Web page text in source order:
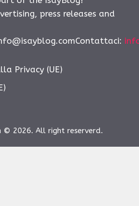
press releases and
:
Privacy (UE)
© 2026. All right reserverd.